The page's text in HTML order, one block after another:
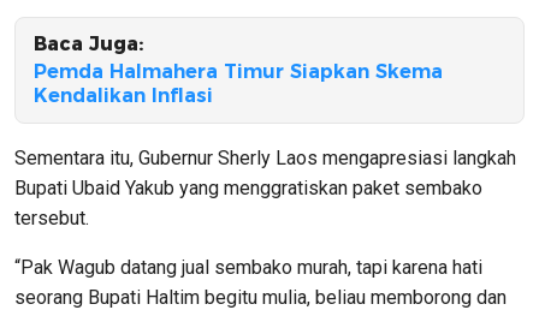
Baca Juga:
Pemda Halmahera Timur Siapkan Skema
Kendalikan Inflasi
Sementara itu, Gubernur Sherly Laos mengapresiasi langkah
Bupati Ubaid Yakub yang menggratiskan paket sembako
tersebut.
“Pak Wagub datang jual sembako murah, tapi karena hati
seorang Bupati Haltim begitu mulia, beliau memborong dan